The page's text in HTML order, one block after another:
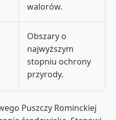
walorów.
Obszary o
najwyższym
stopniu ochrony
przyrody.
Puszczy Rominckiej